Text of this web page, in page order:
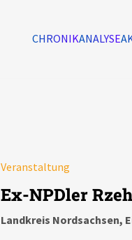
CHRONIKANALYSE
Veranstaltung
Ex-NPDler
Landkreis Nordsachsen,